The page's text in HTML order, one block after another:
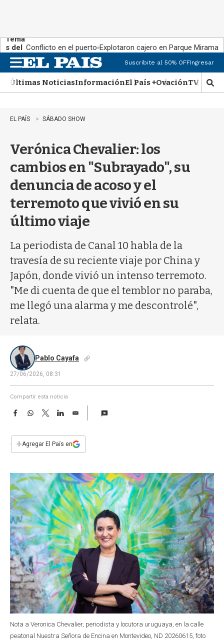
Tema
s del
día:
Conflicto en el puerto Explotaron cajero en Parque Miramar
n
u
Suscribite al 50% OFFIngresar
Últimas NoticiasInformaciónEl País +OvaciónTV Show
M
o
EL PAÍS SÁBADO SHOW
Verónica Chevalier: los
cambios en "Subrayado", su
denuncia de acoso y el
terremoto que vivió en su
último viaje
La periodista de Canal 10 habla de la
travesía de su reciente viaje por China y
Japón, donde vivió un intenso terremoto.
"Me di cuenta de que el temblor no paraba,
me llegó una alarma y me descontrolé",
relata.
Pablo Cayafa
27/06/2026, 08:31
Compartir esta noticia
F
e
b
k
W
s
p
T
w
t
L
n
E
i
l
+Agregar El País en
Nota a Veronica Chevalier, periodista y locutora uruguaya, en la calle
peatonal Nuestra Señora de Encina en Montevideo, ND 20260615, foto